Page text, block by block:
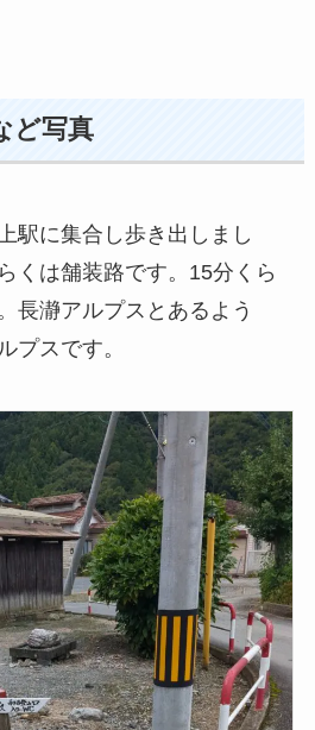
ど写真
駅に集合し歩き出しまし
くは舗装路です。15分くら
長瀞アルプスとあるよう
プスです。